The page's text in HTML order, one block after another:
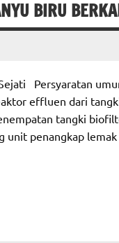
BIRU
Persyaratan
effluen dari
tangki
unit penangkap